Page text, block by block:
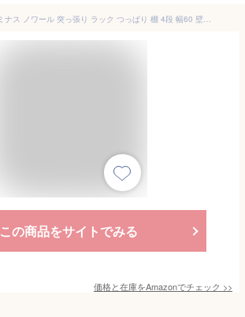
ドウシシャ ルミナス ノワール 突っ張り ラック つっぱり 棚 4段 幅60 壁面収納 ウォールラック 簡単取付 段差対応 有孔ボード フック付き 穴あけ不要 壁を傷つけない 木製棚板 スリム 黒 ブラック 全体耐荷重20kg NO60-4HT
この商品をサイトでみる
価格と在庫をAmazonでチェック >>